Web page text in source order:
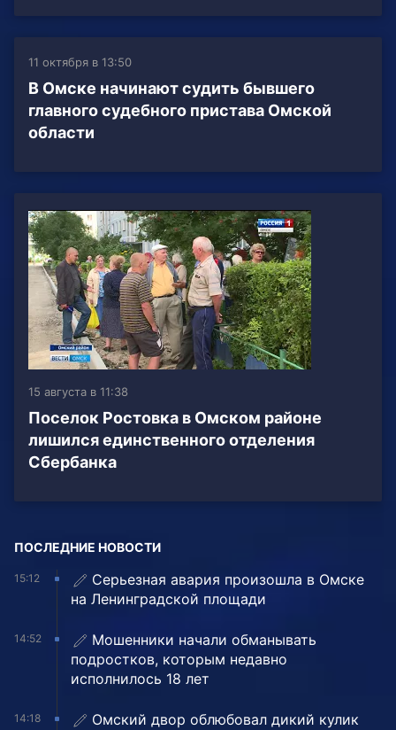
11 октября в 13:50
В Омске начинают судить бывшего
главного судебного пристава Омской
области
15 августа в 11:38
Поселок Ростовка в Омском районе
лишился единственного отделения
Сбербанка
ПОСЛЕДНИЕ НОВОСТИ
15:12
Серьезная авария произошла в Омске
на Ленинградской площади
14:52
Мошенники начали обманывать
подростков, которым недавно
исполнилось 18 лет
14:18 Омский двор облюбовал дикий кулик